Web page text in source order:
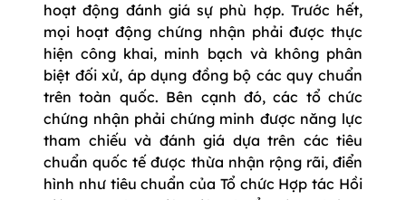
hoạt động đánh giá sự phù hợp. Trước hết,
mọi hoạt động chứng nhận phải được thực
hiện công khai, minh bạch và không phân
biệt đối xử, áp dụng đồng bộ các quy chuẩn
trên toàn quốc. Bên cạnh đó, các tổ chức
chứng nhận phải chứng minh được năng lực
tham chiếu và đánh giá dựa trên các tiêu
chuẩn quốc tế được thừa nhận rộng rãi, điển
hình như tiêu chuẩn của Tổ chức Hợp tác Hồi